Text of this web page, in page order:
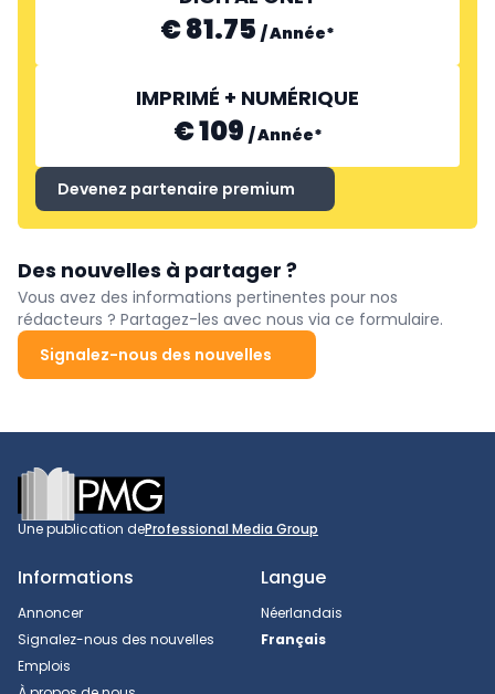
€ 81.75 /Année*
IMPRIMÉ + NUMÉRIQUE
€ 109 /Année*
Devenez partenaire premium
Des nouvelles à partager ?
Vous avez des informations pertinentes pour nos
rédacteurs ? Partagez-les avec nous via ce formulaire.
Signalez-nous des nouvelles
Footer
Une publication deProfessional Media Group
Informations
Annoncer
Signalez-nous des nouvelles
Emplois
Langue
Néerlandais
Français